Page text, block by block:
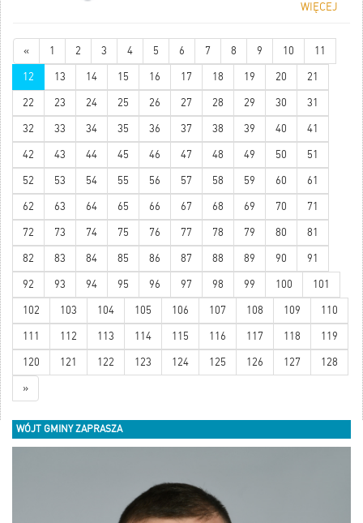
WIĘCEJ
« 1 2 3 4 5 6 7 8 9 10 11
12 13 14 15 16 17 18 19 20 21
22 23 24 25 26 27 28 29 30 31
32 33 34 35 36 37 38 39 40 41
42 43 44 45 46 47 48 49 50 51
52 53 54 55 56 57 58 59 60 61
62 63 64 65 66 67 68 69 70 71
72 73 74 75 76 77 78 79 80 81
82 83 84 85 86 87 88 89 90 91
92 93 94 95 96 97 98 99 100 101
102 103 104 105 106 107 108 109 110
111 112 113 114 115 116 117 118 119
120 121 122 123 124 125 126 127 128
»
WÓJT GMINY ZAPRASZA